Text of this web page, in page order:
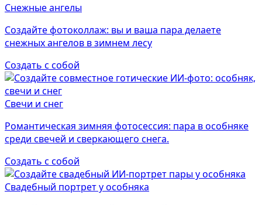
Снежные ангелы
Создайте фотоколлаж: вы и ваша пара делаете
снежных ангелов в зимнем лесу
Создать с собой
Свечи и снег
Романтическая зимняя фотосессия: пара в особняке
среди свечей и сверкающего снега.
Создать с собой
Свадебный портрет у особняка